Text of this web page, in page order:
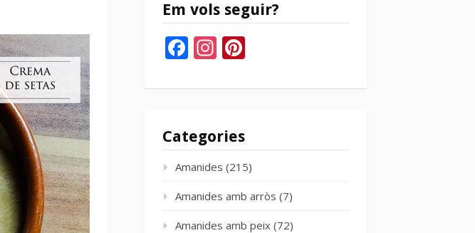
Em vols seguir?
Facebook
Instagram
Categories
Amanides (215)
Amanides amb arròs (7)
Amanides amb peix (72)